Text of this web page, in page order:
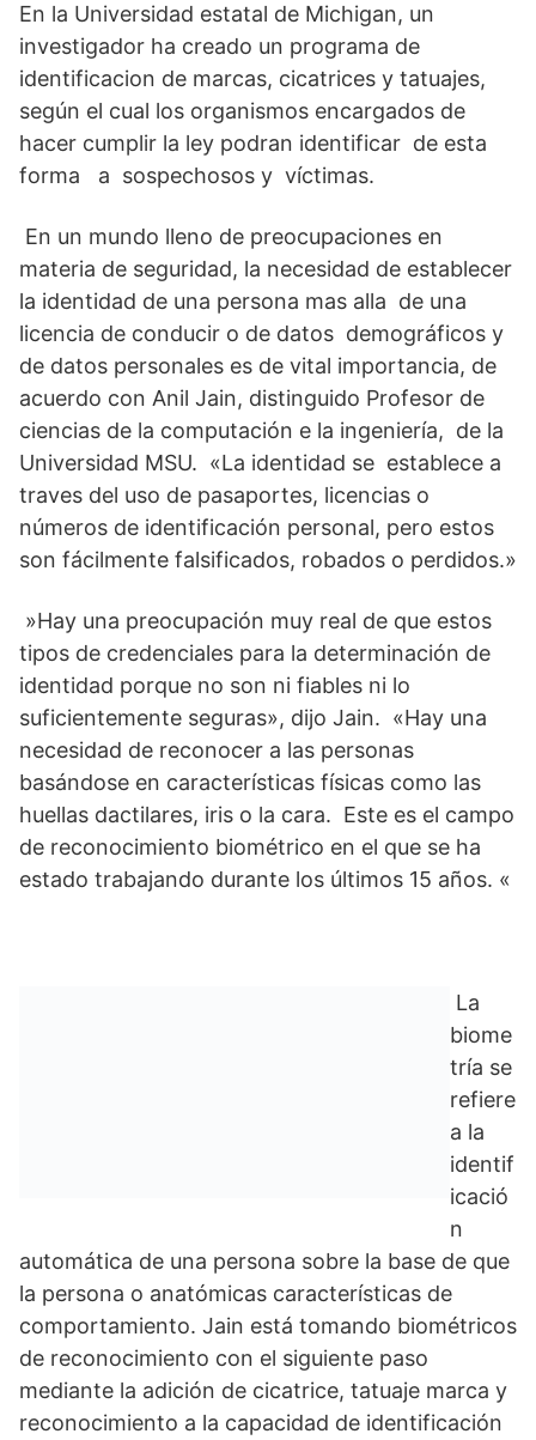
t
s
A
p
p
w
t
t
e
r
e
r
a
m
k
d
n
o
k
En la Universidad estatal de Michigan, un
investigador ha creado un programa de
identificacion de marcas, cicatrices y tatuajes,
según el cual los organismos encargados de
hacer cumplir la ley podran identificar de esta
forma a sospechosos y víctimas.
En un mundo lleno de preocupaciones en
materia de seguridad, la necesidad de establecer
la identidad de una persona mas alla de una
licencia de conducir o de datos demográficos y
de datos personales es de vital importancia, de
acuerdo con Anil Jain, distinguido Profesor de
ciencias de la computación e la ingeniería, de la
Universidad MSU. «La identidad se establece a
traves del uso de pasaportes, licencias o
números de identificación personal, pero estos
son fácilmente falsificados, robados o perdidos.»
»Hay una preocupación muy real de que estos
tipos de credenciales para la determinación de
identidad porque no son ni fiables ni lo
suficientemente seguras», dijo Jain. «Hay una
necesidad de reconocer a las personas
basándose en características físicas como las
huellas dactilares, iris o la cara. Este es el campo
de reconocimiento biométrico en el que se ha
estado trabajando durante los últimos 15 años. «
La
biome
tría se
refiere
a la
identif
icació
n
automática de una persona sobre la base de que
la persona o anatómicas características de
comportamiento. Jain está tomando biométricos
de reconocimiento con el siguiente paso
mediante la adición de cicatrice, tatuaje marca y
reconocimiento a la capacidad de identificación